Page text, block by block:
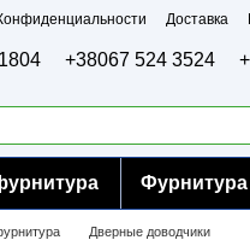
Доставка
+38067 524 3524
Фурнитура
Дверные доводчики